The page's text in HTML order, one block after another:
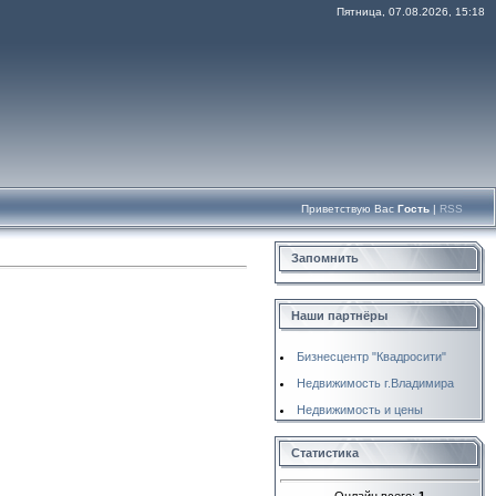
Пятница, 07.08.2026, 15:18
Приветствую Вас Гость | RSS
Запомнить
Наши партнёры
Бизнесцентр "Квадросити"
Недвижимость г.Владимира
Недвижимость и цены
Статистика